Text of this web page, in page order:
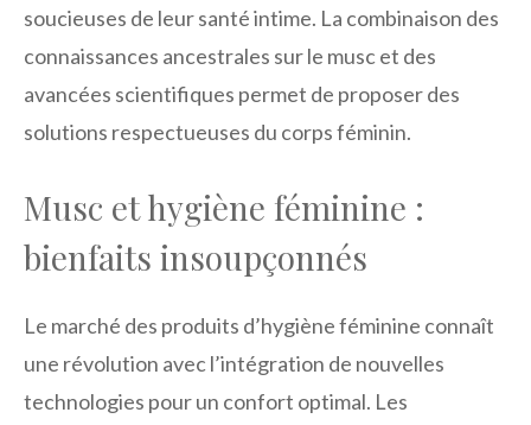
soucieuses de leur santé intime. La combinaison des
connaissances ancestrales sur le musc et des
avancées scientifiques permet de proposer des
solutions respectueuses du corps féminin.
Musc et hygiène féminine :
bienfaits insoupçonnés
Le marché des produits d’hygiène féminine connaît
une révolution avec l’intégration de nouvelles
technologies pour un confort optimal. Les